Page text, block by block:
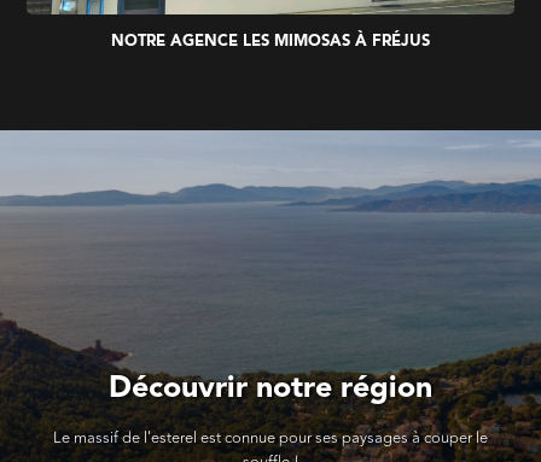
NOTRE AGENCE LES MIMOSAS À FRÉJUS
Découvrir notre région
Le massif de l'esterel est connue pour ses paysages à couper le